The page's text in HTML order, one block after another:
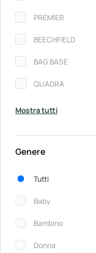
PREMIER
BEECHFIELD
BAG BASE
QUADRA
Mostra tutti
Genere
Genere
Tutti
Baby
Bambino
Donna